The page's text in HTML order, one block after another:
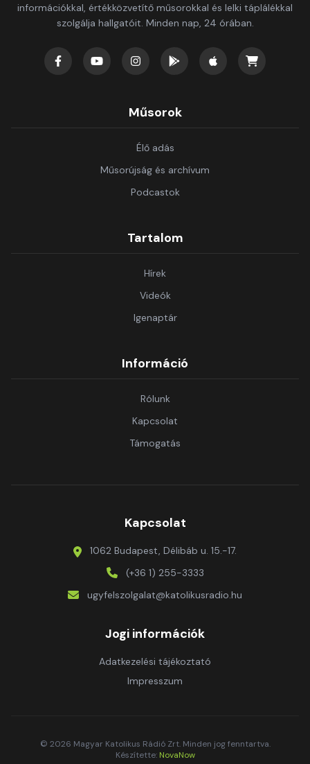
információkkal, értékközvetítő műsorokkal és lelki táplálékkal
szolgálja hallgatóit. Minden nap, 24 órában.
Műsorok
Élő adás
Műsorújság és archívum
Podcastok
Tartalom
Hírek
Videók
Igenaptár
Információ
Rólunk
Kapcsolat
Támogatás
Kapcsolat
1062 Budapest, Délibáb u. 15.-17.
(+36 1) 255-3333
ugyfelszolgalat@katolikusradio.hu
Jogi információk
Adatkezelési tájékoztató
Impresszum
© 2026 Magyar Katolikus Rádió Zrt. Minden jog fenntartva.
Készítette: NovaNow